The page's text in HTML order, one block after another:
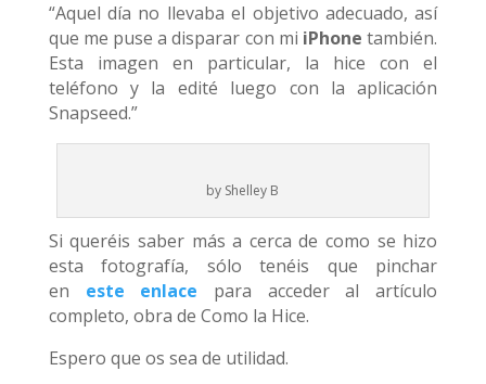
“Aquel día no llevaba el objetivo adecuado, así
que me puse a disparar con mi iPhone también.
Esta imagen en particular, la hice con el
teléfono y la edité luego con la aplicación
Snapseed.”
by Shelley B
Si queréis saber más a cerca de como se hizo
esta fotografía, sólo tenéis que pinchar
en este enlace para acceder al artículo
completo, obra de Como la Hice.
Espero que os sea de utilidad.